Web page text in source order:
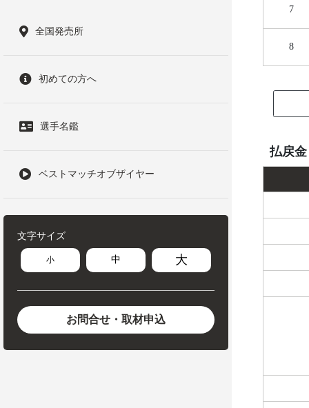
全国発売所
初めての方へ
選手名鑑
ベストマッチオブザイヤー
文字サイズ
小 中 大
お問合せ・取材申込
7
8
払戻金